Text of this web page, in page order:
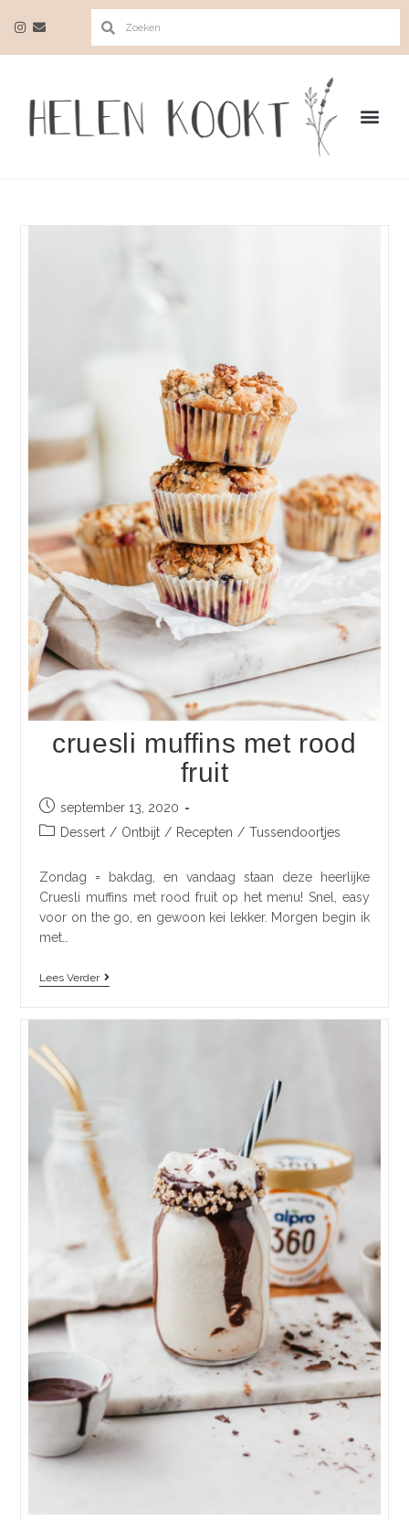
cruesli muffins met rood
fruit
september 13, 2020
Dessert / Ontbijt / Recepten / Tussendoortjes
Zondag = bakdag, en vandaag staan deze heerlijke
Cruesli muffins met rood fruit op het menu! Snel, easy
voor on the go, en gewoon kei lekker. Morgen begin ik
met…
Lees Verder